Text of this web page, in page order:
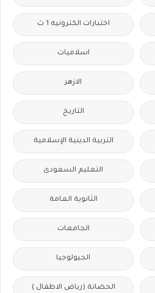
اختبارات الكترونيه 1 ث
اسلاميات
الازهر
التاريخ
التربية الدينية الإسلامية
التعليم السعودى
الثانوية العامة
الجامعات
الجيولوجيا
الحضانة (رياض الاطفال )